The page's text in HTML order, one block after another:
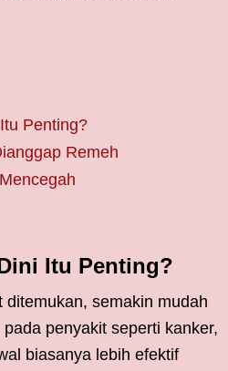
Penting?
Remeh
Itu Penting?
ditemukan, semakin mudah
penyakit seperti kanker,
biasanya lebih efektif